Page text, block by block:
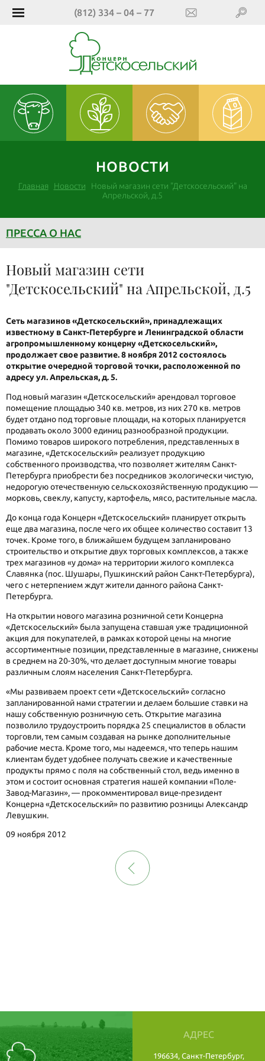
(812) 334 – 04 – 77
НОВОСТИ
Главная Новости Новый магазин сети "Детскосельский" на
Апрельской, д.5
ПРЕССА О НАС
Новый магазин сети
"Детскосельский" на Апрельской, д.5
Сеть магазинов «Детскосельский», принадлежащих
известному в Санкт-Петербурге и Ленинградской области
агропромышленному концерну «Детскосельский»,
продолжает свое развитие. 8 ноября 2012 состоялось
открытие очередной торговой точки, расположенной по
адресу ул. Апрельская, д. 5.
Под новый магазин «Детскосельский» арендовал торговое
помещение площадью 340 кв. метров, из них 270 кв. метров
будет отдано под торговые площади, на которых планируется
продавать около 3000 единиц разнообразной продукции.
Помимо товаров широкого потребления, представленных в
магазине, «Детскосельский» реализует продукцию
собственного производства, что позволяет жителям Санкт-
Петербурга приобрести без посредников экологически чистую,
недорогую отечественную сельскохозяйственную продукцию —
морковь, свеклу, капусту, картофель, мясо, растительные масла.
До конца года Концерн «Детскосельский» планирует открыть
еще два магазина, после чего их общее количество составит 13
точек. Кроме того, в ближайшем будущем запланировано
строительство и открытие двух торговых комплексов, а также
трех магазинов «у дома» на территории жилого комплекса
Славянка (пос. Шушары, Пушкинский район Санкт-Петербурга),
чего с нетерпением ждут жители данного района Санкт-
Петербурга.
На открытии нового магазина розничной сети Концерна
«Детскосельский» была запущена ставшая уже традиционной
акция для покупателей, в рамках которой цены на многие
ассортиментные позиции, представленные в магазине, снижены
в среднем на 20-30%, что делает доступным многие товары
различным слоям населения Санкт-Петербурга.
«Мы развиваем проект сети «Детскосельский» согласно
запланированной нами стратегии и делаем большие ставки на
нашу собственную розничную сеть. Открытие магазина
позволило трудоустроить порядка 25 специалистов в области
торговли, тем самым создавая на рынке дополнительные
рабочие места. Кроме того, мы надеемся, что теперь нашим
клиентам будет удобнее получать свежие и качественные
продукты прямо с поля на собственный стол, ведь именно в
этом и состоит основная стратегия нашей компании «Поле-
Завод-Магазин», — прокомментировал вице-президент
Концерна «Детскосельский» по развитию розницы Александр
Левушкин.
09 ноября 2012
АДРЕС
196634, Санкт-Петербург,